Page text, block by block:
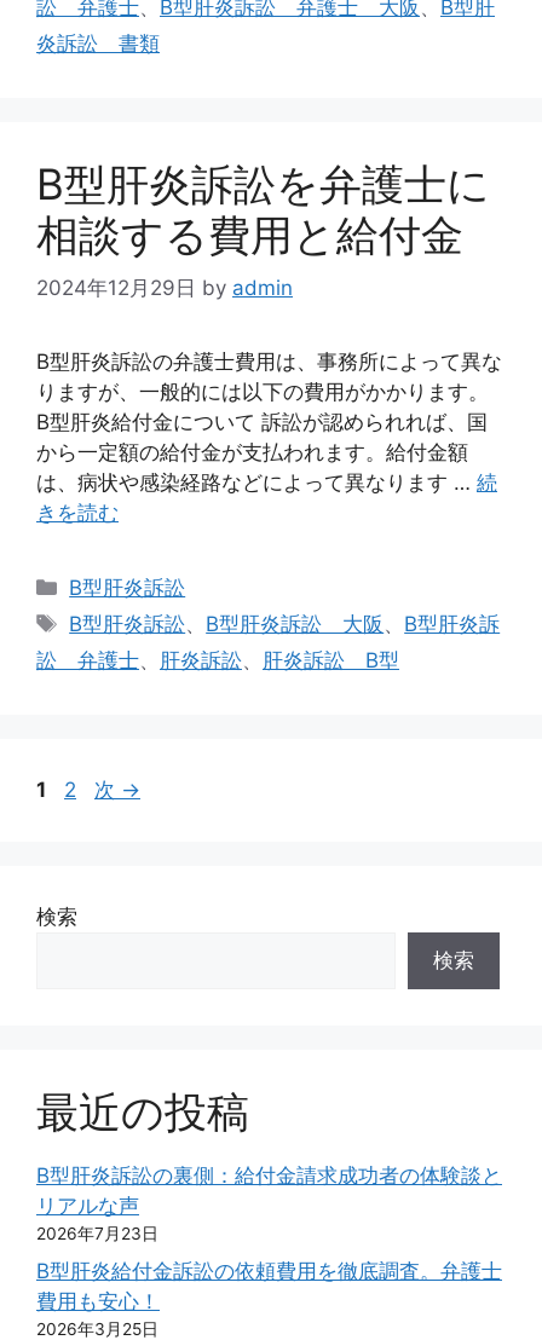
リ
ー
訟 弁護士、 B型肝炎訴訟 弁護士 大阪 、
B型肝
炎訴訟 書類
B型肝炎訴訟を弁護士に
相談する費用と給付金
2024年12月29日 by admin
B型肝炎訴訟の弁護士費用は、事務所によって異な
りますが、一般的には以下の費用がかかります。
B型肝炎給付金について 訴訟が認められれば、国
から一定額の給付金が支払われます。給付金額
は、病状や感染経路などによって異なります … 続
きを読む
カ
テ
リ
B型肝炎訴訟
タ
グ
B型肝炎訴訟、 B型肝炎訴訟 大阪 、 B型肝炎訴
訟 弁護士、 肝炎訴訟、 肝炎訴訟 B型
ペ
1
ペ
2 次 →
検索
検索
最近の投稿
B型肝炎訴訟の裏側：給付金請求成功者の体験談と
リアルな声
2026年7月23日
B型肝炎給付金訴訟の依頼費用を徹底調査。弁護士
費用も安心！
2026年3月25日